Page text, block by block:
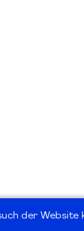
der